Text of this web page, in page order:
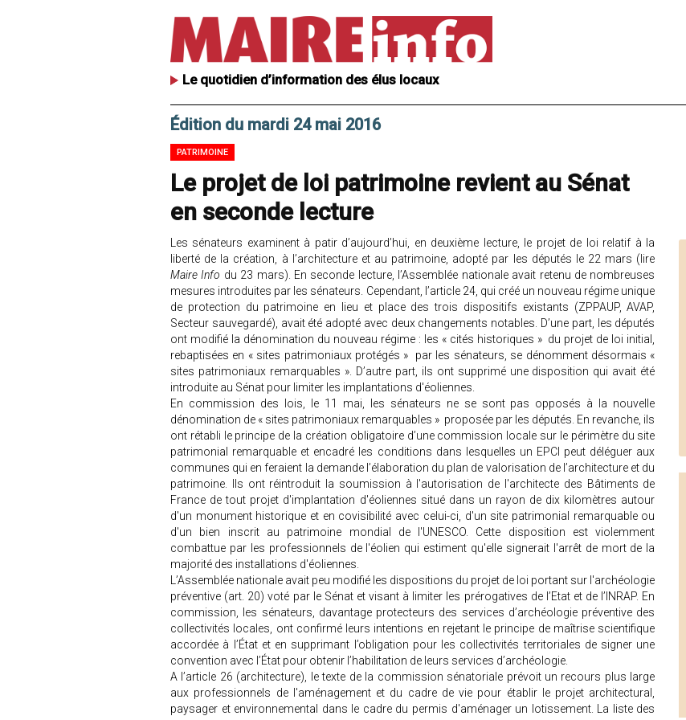
Le quotidien d’information des élus locaux
Édition du mardi 24 mai 2016
PATRIMOINE
Le projet de loi patrimoine revient au Sénat
en seconde lecture
Les sénateurs examinent à patir d’aujourd’hui, en deuxième lecture, le projet de loi relatif à la
liberté de la création, à l’architecture et au patrimoine, adopté par les députés le 22 mars (lire
Maire Info du 23 mars). En seconde lecture, l’Assemblée nationale avait retenu de nombreuses
mesures introduites par les sénateurs. Cependant, l’article 24, qui créé un nouveau régime unique
de protection du patrimoine en lieu et place des trois dispositifs existants (ZPPAUP, AVAP,
Secteur sauvegardé), avait été adopté avec deux changements notables. D’une part, les députés
ont modifié la dénomination du nouveau régime : les « cités historiques » du projet de loi initial,
rebaptisées en « sites patrimoniaux protégés » par les sénateurs, se dénomment désormais «
sites patrimoniaux remarquables ». D’autre part, ils ont supprimé une disposition qui avait été
introduite au Sénat pour limiter les implantations d'éoliennes.
En commission des lois, le 11 mai, les sénateurs ne se sont pas opposés à la nouvelle
dénomination de « sites patrimoniaux remarquables » proposée par les députés. En revanche, ils
ont rétabli le principe de la création obligatoire d’une commission locale sur le périmètre du site
patrimonial remarquable et encadré les conditions dans lesquelles un EPCI peut déléguer aux
communes qui en feraient la demande l’élaboration du plan de valorisation de l’architecture et du
patrimoine. Ils ont réintroduit la soumission à l'autorisation de l'architecte des Bâtiments de
France de tout projet d'implantation d'éoliennes situé dans un rayon de dix kilomètres autour
d'un monument historique et en covisibilité avec celui-ci, d'un site patrimonial remarquable ou
d'un bien inscrit au patrimoine mondial de l'UNESCO. Cette disposition est violemment
combattue par les professionnels de l'éolien qui estiment qu'elle signerait l'arrêt de mort de la
majorité des installations d'éoliennes.
L’Assemblée nationale avait peu modifié les dispositions du projet de loi portant sur l'archéologie
préventive (art. 20) voté par le Sénat et visant à limiter les prérogatives de l’Etat et de l’INRAP. En
commission, les sénateurs, davantage protecteurs des services d’archéologie préventive des
collectivités locales, ont confirmé leurs intentions en rejetant le principe de maîtrise scientifique
accordée à l’État et en supprimant l’obligation pour les collectivités territoriales de signer une
convention avec l’État pour obtenir l’habilitation de leurs services d’archéologie.
A l’article 26 (architecture), le texte de la commission sénatoriale prévoit un recours plus large
aux professionnels de l'aménagement et du cadre de vie pour établir le projet architectural,
paysager et environnemental dans le cadre du permis d'aménager un lotissement. La liste des